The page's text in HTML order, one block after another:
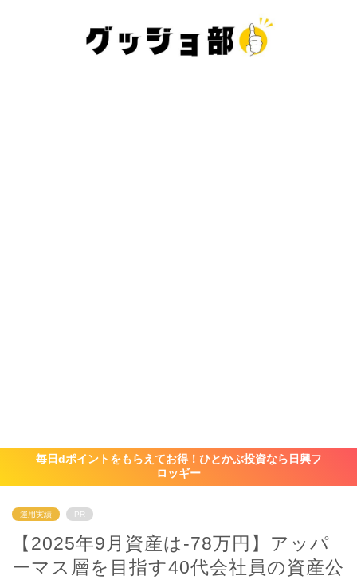
毎日dポイントをもらえてお得！ひとかぶ投資なら日興フ
ロッギー
運用実績 PR
【2025年9月資産は-78万円】アッパ
ーマス層を目指す40代会社員の資産公